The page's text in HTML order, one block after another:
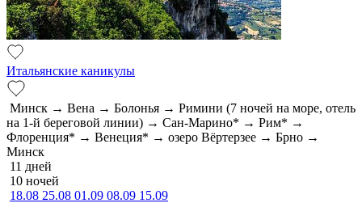
Итальянские каникулы
Минск → Вена → Болонья → Римини (7 ночей на море, отель
на 1-й береговой линии) → Сан-Марино* → Рим* →
Флоренция* → Венеция* → озеро Вёртерзее → Брно →
Минск
11 дней
10 ночей
18.08 25.08 01.09 08.09 15.09